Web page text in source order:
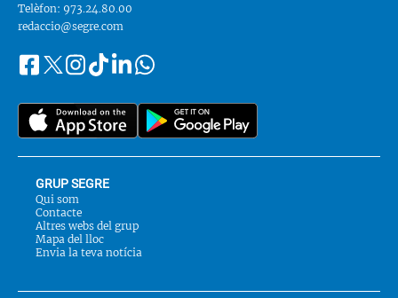
Telèfon: 973.24.80.00
redaccio@segre.com
Segueix-
a::
FacebookInstagram
TiktokLinkedinWhatsapp
GRUP SEGRE
Qui som
Contacte
Altres webs del grup
Mapa del lloc
Envia la teva notícia